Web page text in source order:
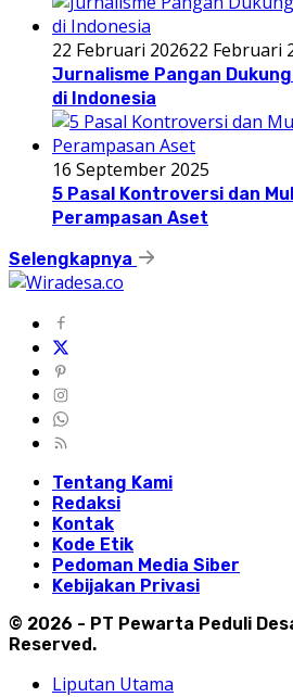
22 Februari 202622 Februari
Jurnalisme Pangan
di Indonesia
16 September 2025
5 Pasal Kontroversi dan
Perampasan Aset
Selengkapnya
Tentang Kami
Redaksi
Kontak
Kode Etik
Pedoman Media Siber
Kebijakan Privasi
© 2026 - PT Pewarta Peduli
Reserved.
Liputan Utama